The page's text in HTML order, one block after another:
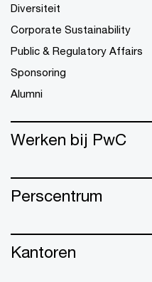
Diversiteit
Corporate Sustainability
Public & Regulatory Affairs
Sponsoring
Alumni
Werken bij PwC
Perscentrum
Kantoren